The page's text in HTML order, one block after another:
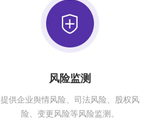
风险监测
提供企业舆情风险、司法风险、股权风
险、变更风险等风险监测。